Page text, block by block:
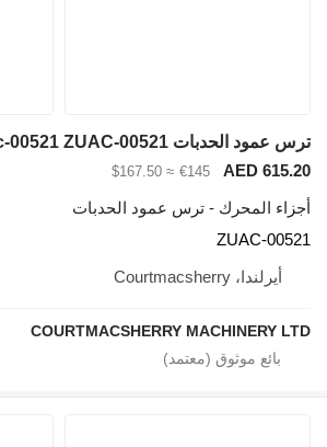
ترس عمود الحدبات Hyundai Robex R140lc-9a, R160lc-9a Timing Gear Z72 Zuac-00521 ZUAC-00521 لـ حفارة Hyundai Robex R140lc-9a, R160lc-9a
≈ $167.50
عمود الحدبات